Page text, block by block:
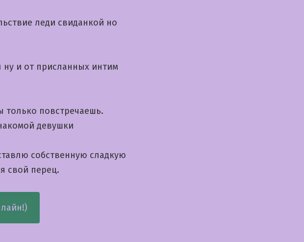
леди свиданкой но
ну и от присланных интим
только повстречаешь.
девушки
собственную сладкую
свой перец.